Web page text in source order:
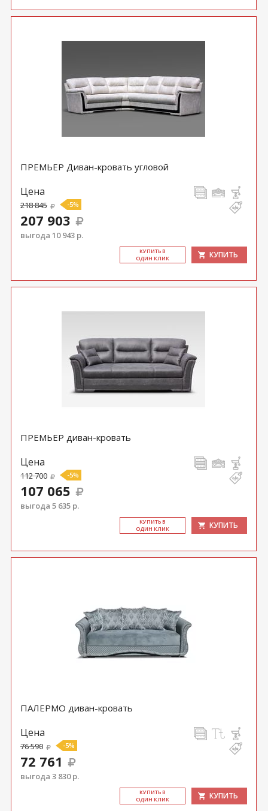
ПРЕМЬЕР Диван-кровать угловой
Цена
218 845 -5%
207 903
выгода 10 943 р.
КУ­ПИТЬ В
ОДИН КЛИК
КУПИТЬ
ПРЕМЬЕР диван-кровать
Цена
112 700 -5%
107 065
выгода 5 635 р.
КУ­ПИТЬ В
ОДИН КЛИК
КУПИТЬ
ПАЛЕРМО диван-кровать
Цена
76 590 -5%
72 761
выгода 3 830 р.
КУ­ПИТЬ В
ОДИН КЛИК
КУПИТЬ